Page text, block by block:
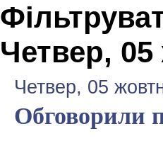
Четвер,
Четвер, 05
Обговорили